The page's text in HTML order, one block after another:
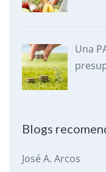
Una
Blogs
José A. Arcos